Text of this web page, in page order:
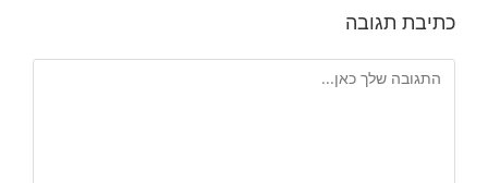
כתיבת תגובה